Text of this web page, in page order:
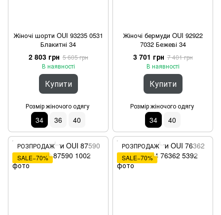
Жіночі шорти OUI 93235 0531
Блакитні 34
2 803 грн 5 605 грн
В наявності
Купити
Розмір жіночого одягу
34 36 40
Жіночі бермуди OUI 92922
7032 Бежеві 34
3 701 грн 7 401 грн
В наявності
Купити
Розмір жіночого одягу
34 40
РОЗПРОДАЖ
SALE−70%
РОЗПРОДАЖ
SALE−70%